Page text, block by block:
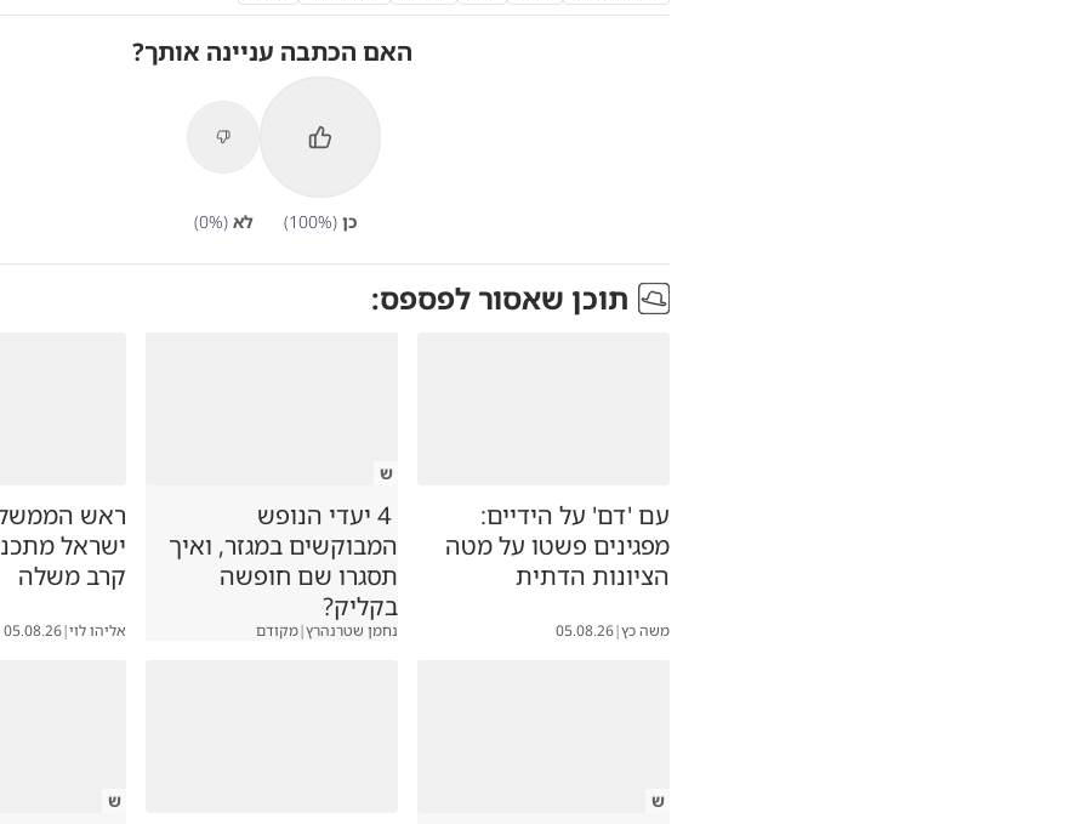
האם הכתבה עניינה אותך?
כן (
100%) לא (
0%)
תוכן שאסור לפספס:
עם 'דם' על הידיים:
מפגינים פשטו על מטה
הציונות הדתית
משה כץ|
05.08.26
ש
4 יעדי הנופש
המבוקשים במגזר, ואיך
תסגרו שם חופשה
בקליק?
נחמן שטרנהרץ|מקודם
ראש
ישראל
קרב משלה
אליהו לוי|
05.08.26
ש ש